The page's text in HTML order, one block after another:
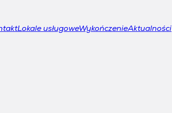
Lokale usługoweWykończenieAktualności